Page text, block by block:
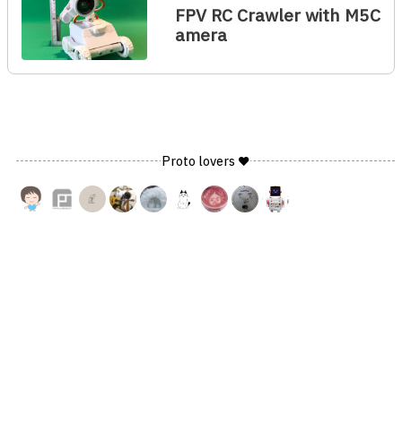
FPV RC Crawler with M5C
amera
Proto lovers ♥